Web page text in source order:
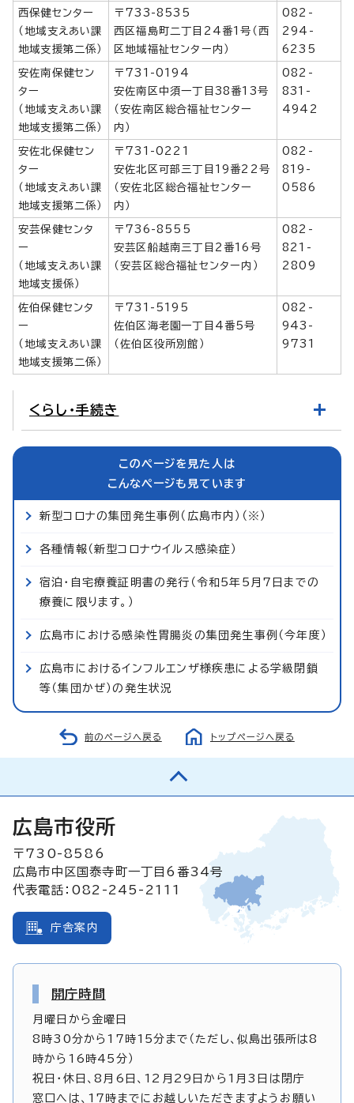
西保健センター
（地域支えあい課
地域支援第二係）
〒733-8535
西区福島町二丁目24番1号（西
区地域福祉センター内）
082-
294-
6235
安佐南保健セン
ター
（地域支えあい課
地域支援第二係）
〒731-0194
安佐南区中須一丁目38番13号
（安佐南区総合福祉センター
内）
082-
831-
4942
安佐北保健セン
ター
（地域支えあい課
地域支援第二係）
〒731-0221
安佐北区可部三丁目19番22号
（安佐北区総合福祉センター
内）
082-
819-
0586
安芸保健センタ
ー
（地域支えあい課
地域支援係）
〒736-8555
安芸区船越南三丁目2番16号
（安芸区総合福祉センター内）
082-
821-
2809
佐伯保健センタ
ー
（地域支えあい課
地域支援第二係）
〒731-5195
佐伯区海老園一丁目4番5号
（佐伯区役所別館）
082-
943-
9731
くらし・手続き
このページを見た人は
こんなページも見ています
新型コロナの集団発生事例（広島市内）（※）
各種情報（新型コロナウイルス感染症）
宿泊・自宅療養証明書の発行（令和5年5月7日までの
療養に限ります。）
広島市における感染性胃腸炎の集団発生事例（今年度）
広島市におけるインフルエンザ様疾患による学級閉鎖
等（集団かぜ）の発生状況
前のページへ戻る トップページへ戻る
広島市役所
〒730-8586
広島市中区国泰寺町一丁目6番34号
代表電話：082-245-2111
庁舎案内
開庁時間
月曜日から金曜日
8時30分から17時15分まで（ただし、似島出張所は8
時から16時45分）
祝日・休日、8月6日、12月29日から1月3日は閉庁
窓口へは、17時までにお越しいただきますようお願い